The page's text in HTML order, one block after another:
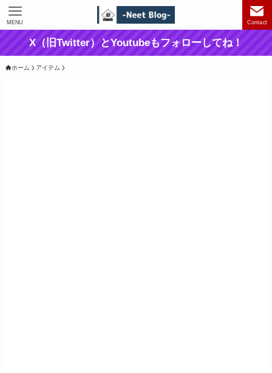
Contact
MENU
X（旧Twitter）とYoutubeもフォローしてね！
ホーム アイテム